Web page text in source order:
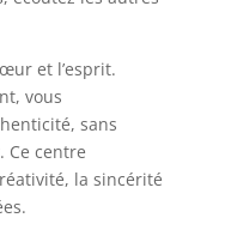
et l’esprit.
vous
sans
Ce centre
la sincérité